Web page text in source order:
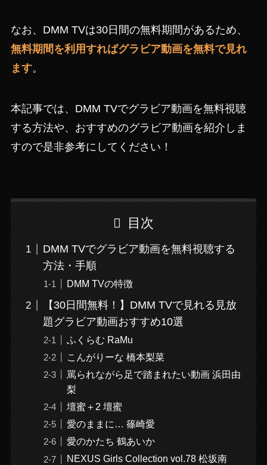
なお、DMM TVは30日間の無料期間があるため、
無料期間を利用すればグラビア動画を無料で見れ
ます。
本記事では、DMM TVでグラビア動画を無料視聴
する方法や、おすすめのグラビア動画を紹介しま
すので是非参考にしてください！
目次
DMM TVでグラビア動画を無料視聴する
方法・手順
DMM TVの特徴
【30日間無料！】DMM TVで見れる見放
題グラビア動画おすすめ10選
ふくらむ RaMu
こんがりーな 橋本梨菜
罵られながら足で踏まれたい動画 浜田由
梨
壇蜜＋2 壇蜜
愛のままに… 篠崎愛
愛のかたち 鶴あいか
NEXUS Girls Collection vol.78 松坂南